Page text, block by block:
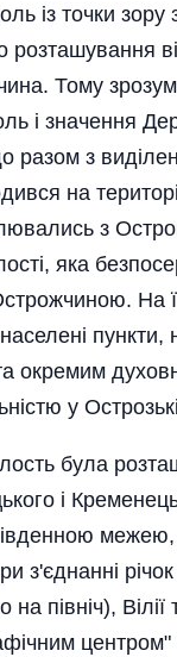
із точки зору
розташування
Тому
і значення
разом з
на
з
яка
На її
пункти,
окремим
у
була
і
межею,
з'єднанні
на північ),
центром"